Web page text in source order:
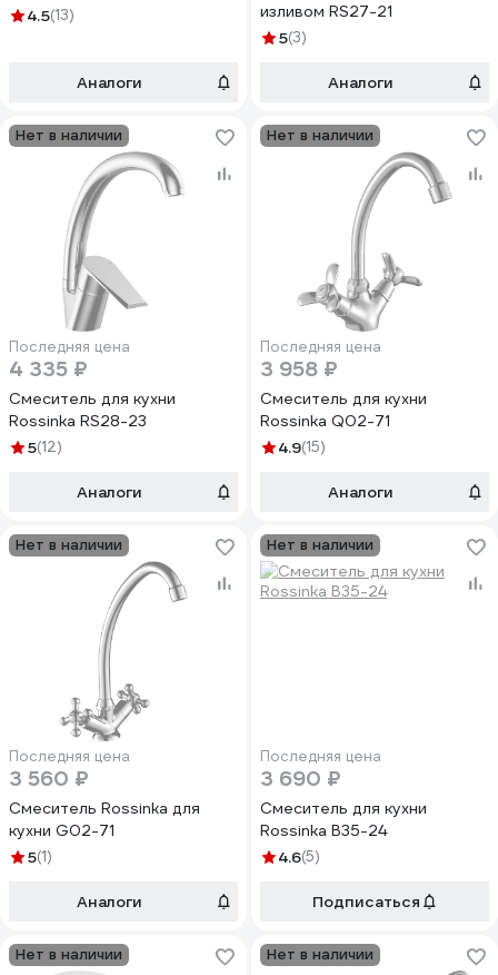
4.5(13)
Аналоги
изливом RS27-21
5(3)
Аналоги
Нет в наличии
Последняя цена
4 335 ₽
Смеситель для кухни
Rossinka RS28-23
5(12)
Аналоги
Нет в наличии
Последняя цена
3 958 ₽
Смеситель для кухни
Rossinka Q02-71
4.9(15)
Аналоги
Нет в наличии
Последняя цена
3 560 ₽
Смеситель Rossinka для
кухни G02-71
5(1)
Аналоги
Нет в наличии
Последняя цена
3 690 ₽
Смеситель для кухни
Rossinka B35-24
4.6(5)
Подписаться
Нет в наличии Нет в наличии